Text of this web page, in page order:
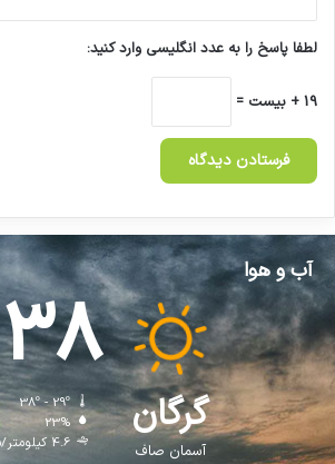
لطفا پاسخ را به عدد انگلیسی وارد کنید:
19 + بیست =
آب و هوا
گرگان
آسمان صاف
38
38º - 29º
23%
4.6 کیلومتر/ساعت